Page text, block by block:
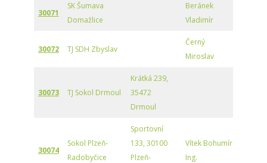
30071
SK Šumava
Domažlice
Beránek
Vladimír
30072 TJ SDH Zbyslav
Černý
Miroslav
30073 TJ Sokol Drmoul
Krátká 239,
35472
Drmoul
30074
Sokol Plzeň-
Radobyčice
Sportovní
133, 30100
Plzeň-
Vítek Bohumír
Ing.